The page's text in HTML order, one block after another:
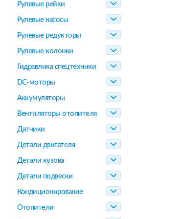
Рулевые рейки
Рулевые насосы
Рулевые редукторы
Рулевые колонки
Гидравлика спецтехники
DC-моторы
Аккумуляторы
Вентиляторы отопителя
Датчики
Детали двигателя
Детали кузова
Детали подвески
Кондиционирование
Отопители